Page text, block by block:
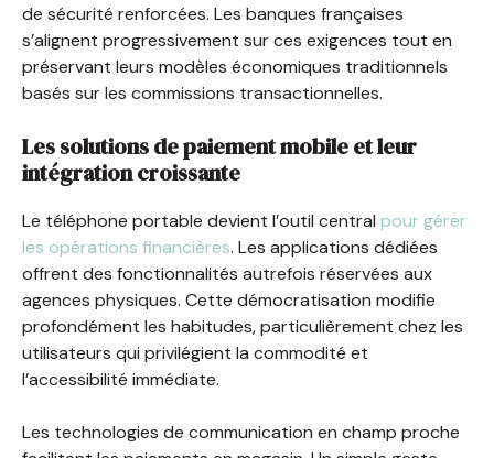
de sécurité renforcées. Les banques françaises
s’alignent progressivement sur ces exigences tout en
préservant leurs modèles économiques traditionnels
basés sur les commissions transactionnelles.
Les solutions de paiement mobile et leur
intégration croissante
Le téléphone portable devient l’outil central pour gérer
les opérations financières. Les applications dédiées
offrent des fonctionnalités autrefois réservées aux
agences physiques. Cette démocratisation modifie
profondément les habitudes, particulièrement chez les
utilisateurs qui privilégient la commodité et
l’accessibilité immédiate.
Les technologies de communication en champ proche